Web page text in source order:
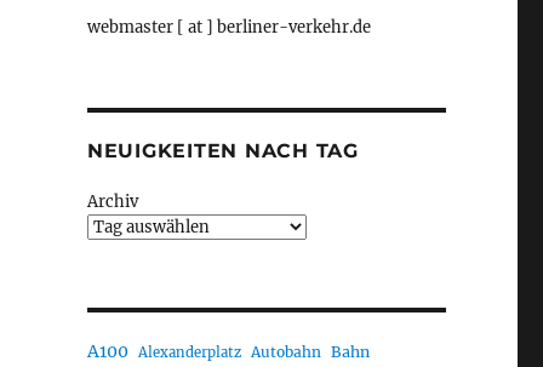
webmaster [ at ] berliner-verkehr.de
NEUIGKEITEN NACH TAG
Archiv
A100 Alexanderplatz Autobahn Bahn